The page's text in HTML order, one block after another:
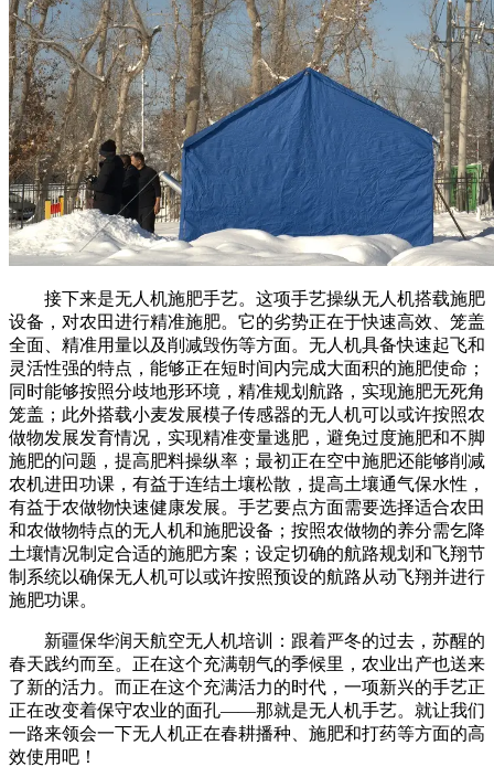
接下来是无人机施肥手艺。这项手艺操纵无人机搭载施肥
设备，对农田进行精准施肥。它的劣势正在于快速高效、笼盖
全面、精准用量以及削减毁伤等方面。无人机具备快速起飞和
灵活性强的特点，能够正在短时间内完成大面积的施肥使命；
同时能够按照分歧地形环境，精准规划航路，实现施肥无死角
笼盖；此外搭载小麦发展模子传感器的无人机可以或许按照农
做物发展发育情况，实现精准变量逃肥，避免过度施肥和不脚
施肥的问题，提高肥料操纵率；最初正在空中施肥还能够削减
农机进田功课，有益于连结土壤松散，提高土壤通气保水性，
有益于农做物快速健康发展。手艺要点方面需要选择适合农田
和农做物特点的无人机和施肥设备；按照农做物的养分需乞降
土壤情况制定合适的施肥方案；设定切确的航路规划和飞翔节
制系统以确保无人机可以或许按照预设的航路从动飞翔并进行
施肥功课。
新疆保华润天航空无人机培训：跟着严冬的过去，苏醒的
春天践约而至。正在这个充满朝气的季候里，农业出产也送来
了新的活力。而正在这个充满活力的时代，一项新兴的手艺正
正在改变着保守农业的面孔——那就是无人机手艺。就让我们
一路来领会一下无人机正在春耕播种、施肥和打药等方面的高
效使用吧！